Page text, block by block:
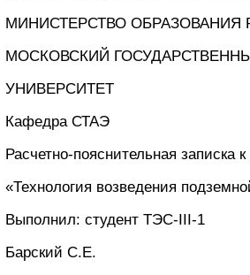
МИНИСТЕРСТВО
МОСКОВСКИЙ
УНИВЕРСИТЕТ
Кафедра СТАЭ
Расчетно-пояснительная записка
«Технология возведения
Выполнил: студент ТЭС-III-1
Барский С.Е.